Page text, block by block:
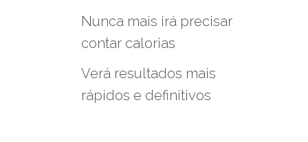
Nunca mais irá precisar
contar calorias
Verá resultados mais
rápidos e definitivos